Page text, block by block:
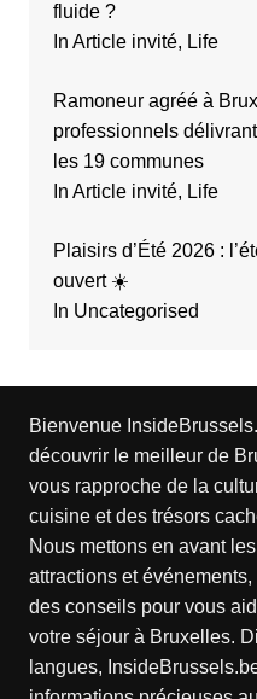
fluide ?
In Article invité, Life
Ramoneur agréé à
professionnels
les 19 communes
In Article invité, Life
Plaisirs d’Été 2026 :
ouvert ☀️
In Uncategorised
Bienvenue
découvrir le meilleur de
vous rapproche de la
cuisine et des trésors
Nous mettons en avant
attractions et
des conseils pour vous
votre séjour à Bruxelles.
langues,